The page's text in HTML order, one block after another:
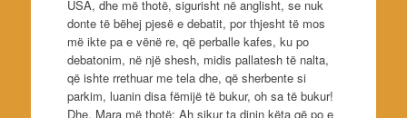
USA, dhe më thotë, sigurisht në anglisht, se nuk
donte të bëhej pjesë e debatit, por thjesht të mos
më ikte pa e vënë re, që perballe kafes, ku po
debatonim, në një shesh, midis pallatesh të nalta,
që ishte rrethuar me tela dhe, që sherbente si
parkim, luanin disa fëmijë të bukur, oh sa të bukur!
Dhe, Mara më thotë: Ah sikur ta dinin këta që po e